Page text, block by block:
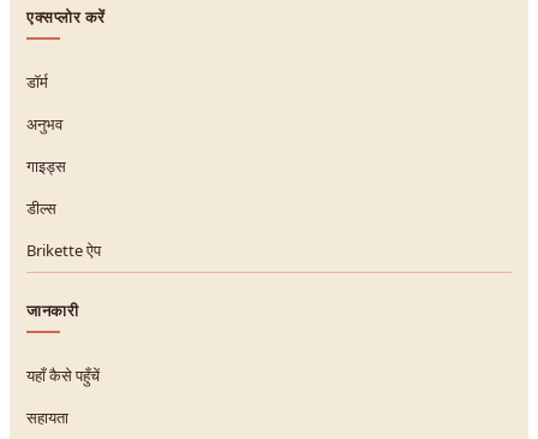
एक्सप्लोर करें
डॉर्म
अनुभव
गाइड्स
डील्स
Brikette ऐप
जानकारी
यहाँ कैसे पहुँचें
सहायता